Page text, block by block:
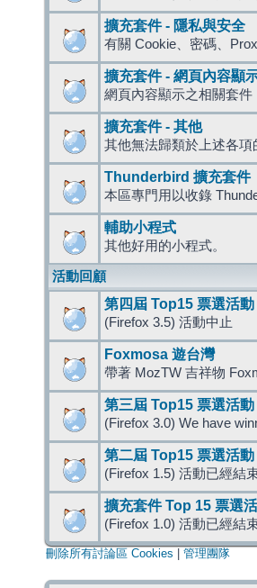
擴充套件 - 隱私與安全
有關 Cookie、密碼、
擴充套件 - 網頁內容顯
網頁內容顯示之相關套
擴充套件 - 其他
其他無法歸類於上述各項
Thunderbird 擴充套件
本區專門用以收錄
輔助小程式
其他好用的小程式。
活動回顧
第四屆 Top15 票選活動
(Firefox 3.5) 活動中止
Foxmosa 遊台灣
帶著 MozTW 吉祥物
第三屆 Top15 票選活動
(Firefox 3.0) We have
第二屆 Top15 票選活動
(Firefox 1.5) 活動已經結
擴充套件 Top 15 票選
(Firefox 1.0) 活動已經結
刪除所有討論區 Cookies 管理團隊